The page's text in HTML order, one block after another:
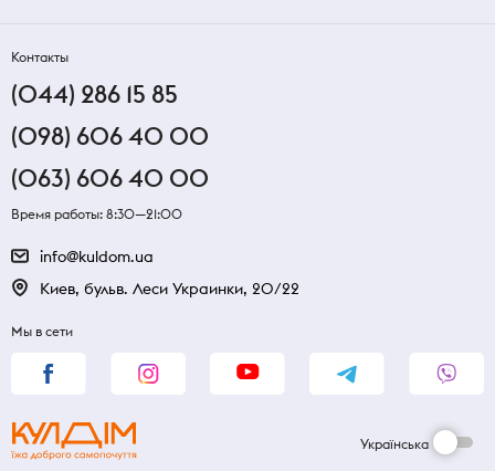
Контакты
(044) 286 15 85
(098) 606 40 00
(063) 606 40 00
Время работы: 8:30—21:00
info@kuldom.ua
Киев, бульв. Леси Украинки, 20/22
Мы в сети
Українська